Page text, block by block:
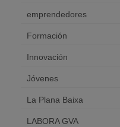
emprendedores
Formación
Innovación
Jóvenes
La Plana Baixa
LABORA GVA